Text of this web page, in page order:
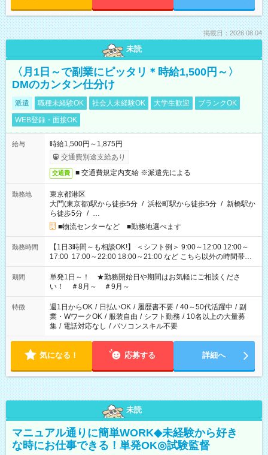
掲載日：2026.08.04
未読
〈月1日～で副業にピッタリ＊時給1,500円～〉
DMのカンタン仕分け
派遣 職種未経験OK 社会人未経験OK 大学生歓迎
ブランクOK
WEB登録・面接OK
給与
時給1,500円～1,875円
交通費別途支給あり
交通費 ■ 交通費規定内支給 ※派遣先による
勤務地
東京都港区
大門(東京都)駅から徒歩5分 / 浜松町駅から徒歩5分 / 新橋駅か
ら徒歩5分 / …
■物流センターなど ■勤務地選べます
勤務時間
【1日3時間～も相談OK!】 ＜シフト例＞ 9:00～12:00 12:00～
17:00 17:00～22:00 18:00～21:00 など こちら以外の時間帯も
お気軽にご相談ください！
期間
単発1日～！ ★勤務開始日や期間はお気軽にご相談くださ
い！ ＃8月～ ＃9月～
特徴 週1日からOK / 日払いOK / 履歴書不要 / 40～50代活躍中 / 副
業・WワークOK / 服装自由 / シフト勤務 / 10名以上の大量募
集 / 電話対応なし / パソコンスキル不要
気になる！ 応募する 詳細へ
未読
マニュアル通りに簡単WORK◆未経験から好き
な時にお仕事できる！単発OK◎試験監督